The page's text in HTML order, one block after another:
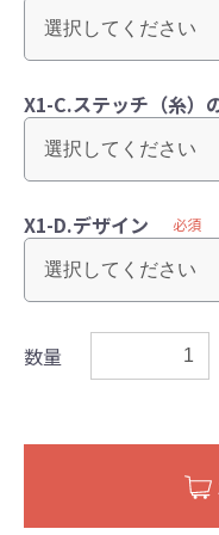
X1-C.ステッチ（糸）
X1-D.デザイン 必須
数量